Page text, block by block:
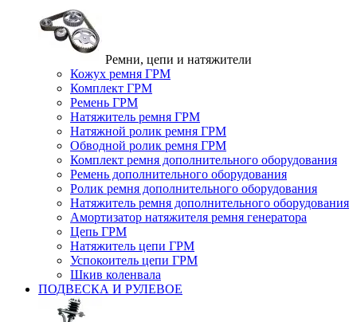
Ремни, цепи и натяжители
Кожух ремня ГРМ
Комплект ГРМ
Ремень ГРМ
Натяжитель ремня ГРМ
Натяжной ролик ремня ГРМ
Обводной ролик ремня ГРМ
Комплект ремня дополнительного оборудования
Ремень дополнительного оборудования
Ролик ремня дополнительного оборудования
Натяжитель ремня дополнительного оборудования
Амортизатор натяжителя ремня генератора
Цепь ГРМ
Натяжитель цепи ГРМ
Успокоитель цепи ГРМ
Шкив коленвала
ПОДВЕСКА И РУЛЕВОЕ